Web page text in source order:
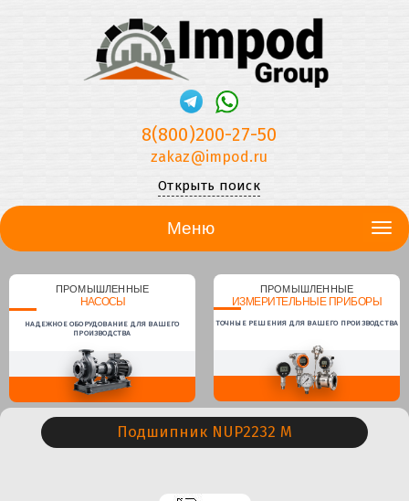
8(800)200-27-50
zakaz@impod.ru
Открыть поиск
Меню
ПРОМЫШЛЕННЫЕ
НАСОСЫ
НАДЕЖНОЕ ОБОРУДОВАНИЕ ДЛЯ ВАШЕГО
ПРОИЗВОДСТВА
ПРОМЫШЛЕННЫЕ
ИЗМЕРИТЕЛЬНЫЕ ПРИБОРЫ
ТОЧНЫЕ РЕШЕНИЯ ДЛЯ ВАШЕГО ПРОИЗВОДСТВА
Подшипник NUP2232 M